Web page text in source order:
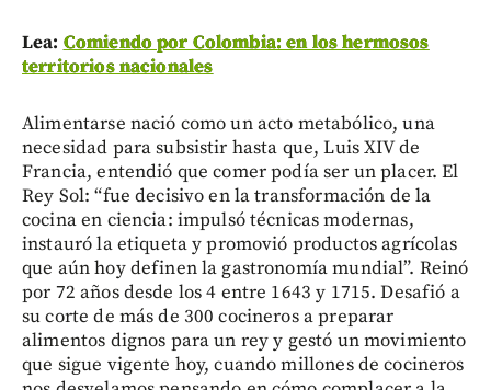
Lea:Comiendo por Colombia: en los hermosos
territorios nacionales
Alimentarse nació como un acto metabólico, una
necesidad para subsistir hasta que, Luis XIV de
Francia, entendió que comer podía ser un placer. El
Rey Sol: “fue decisivo en la transformación de la
cocina en ciencia: impulsó técnicas modernas,
instauró la etiqueta y promovió productos agrícolas
que aún hoy definen la gastronomía mundial”. Reinó
por 72 años desde los 4 entre 1643 y 1715. Desafió a
su corte de más de 300 cocineros a preparar
alimentos dignos para un rey y gestó un movimiento
que sigue vigente hoy, cuando millones de cocineros